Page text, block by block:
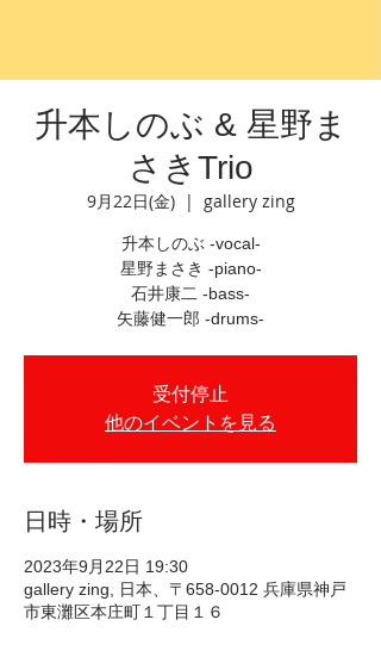
升本しのぶ & 星野ま
さきTrio
9月22日(金)
  |
gallery zing
升本しのぶ -vocal-
星野まさき -piano-
石井康二 -bass-
矢藤健一郎 -drums-
受付停止
他のイベントを見る
日時・場所
2023年9月22日 19:30
gallery zing, 日本、〒658-0012 兵庫県神戸
市東灘区本庄町１丁目１６